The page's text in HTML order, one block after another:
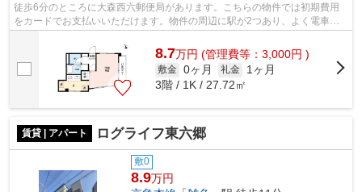
徒歩6分のところに大森西六郵便局があります。こちらの物件では初期費用
をカードでお支払いいただけます。物件の周辺に駅が2つあり、よく電車を
利用する方にピッタリです。徒歩5分の位...
8.7万円 (管理費等：3,000円 )
敷金 0ヶ月 礼金
1ヶ月
3階 / 1K / 27.72㎡
賃貸 | アパート ログライフ東六郷
敷0
8.9万円